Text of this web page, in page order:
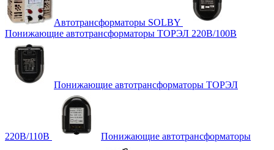
Автотрансформаторы SOLBY
Понижающие автотрансформаторы ТОРЭЛ 220В/100В
Понижающие автотрансформаторы ТОРЭЛ
220В/110В Понижающие автотрансформаторы